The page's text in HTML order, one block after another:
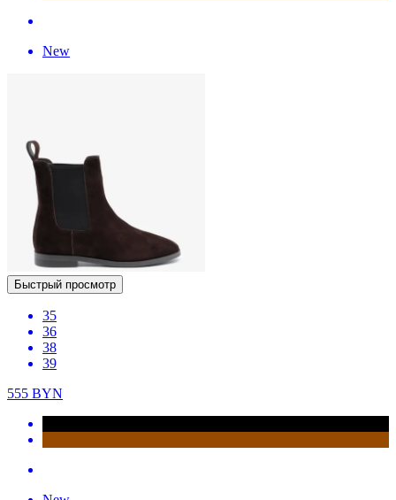
New
Быстрый просмотр
35
36
38
39
555 BYN